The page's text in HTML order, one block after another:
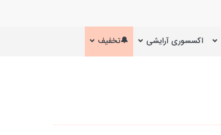
اکسسوری آرایشی 🔔تخفیف